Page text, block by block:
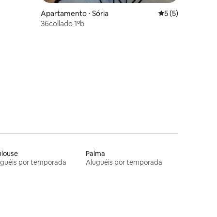
Apartamento ⋅ Sória 5 de uma
5 (5)
36collado 1ºb
por temporada
Palma
Aluguéis por temporada